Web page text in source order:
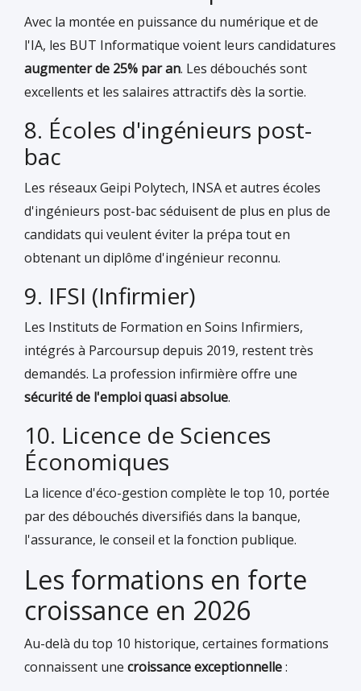
Avec la montée en puissance du numérique et de
l'IA, les BUT Informatique voient leurs candidatures
augmenter de 25% par an. Les débouchés sont
excellents et les salaires attractifs dès la sortie.
8. Écoles d'ingénieurs post-
bac
Les réseaux Geipi Polytech, INSA et autres écoles
d'ingénieurs post-bac séduisent de plus en plus de
candidats qui veulent éviter la prépa tout en
obtenant un diplôme d'ingénieur reconnu.
9. IFSI (Infirmier)
Les Instituts de Formation en Soins Infirmiers,
intégrés à Parcoursup depuis 2019, restent très
demandés. La profession infirmière offre une
sécurité de l'emploi quasi absolue.
10. Licence de Sciences
Économiques
La licence d'éco-gestion complète le top 10, portée
par des débouchés diversifiés dans la banque,
l'assurance, le conseil et la fonction publique.
Les formations en forte
croissance en 2026
Au-delà du top 10 historique, certaines formations
connaissent une croissance exceptionnelle: